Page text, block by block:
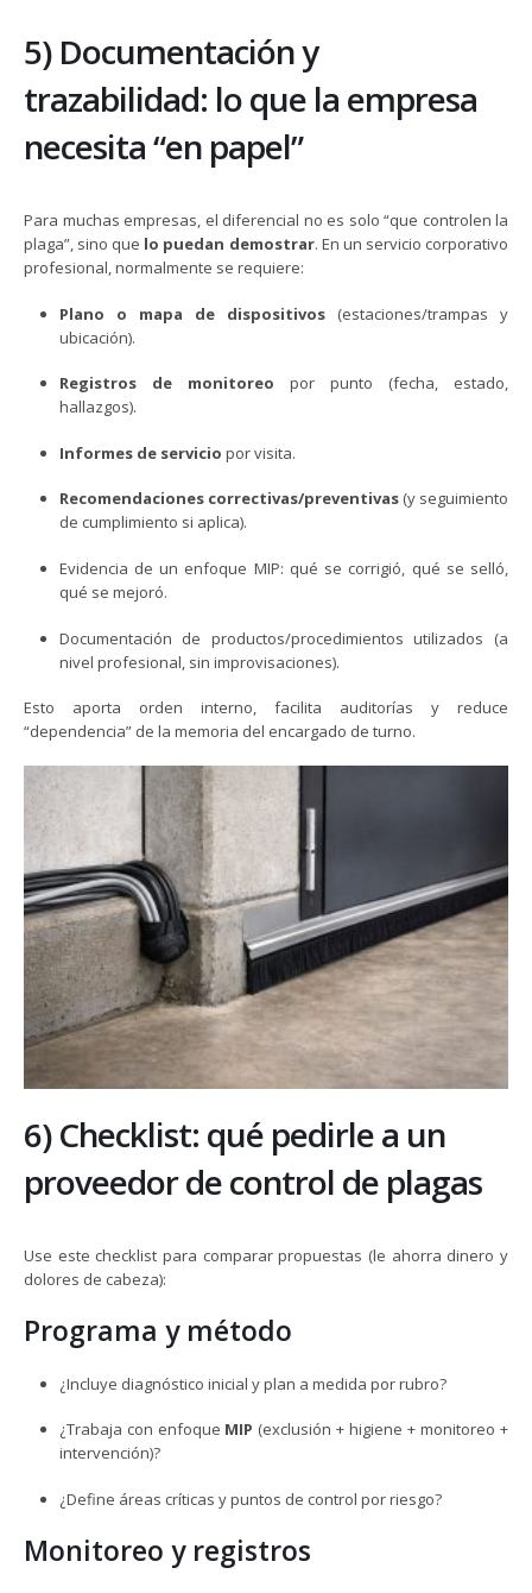
5) Documentación y
trazabilidad: lo que la empresa
necesita “en papel”
Para muchas empresas, el diferencial no es solo “que controlen la
plaga”, sino que lo puedan demostrar. En un servicio corporativo
profesional, normalmente se requiere:
Plano o mapa de dispositivos(estaciones/trampas y
ubicación).
Registros de monitoreo por punto (fecha, estado,
hallazgos).
Informes de servicio por visita.
Recomendaciones correctivas/preventivas(y seguimiento
de cumplimiento si aplica).
Evidencia de un enfoque MIP: qué se corrigió, qué se selló,
qué se mejoró.
Documentación de productos/procedimientos utilizados (a
nivel profesional, sin improvisaciones).
Esto aporta orden interno, facilita auditorías y reduce
“dependencia” de la memoria del encargado de turno.
6) Checklist: qué pedirle a un
proveedor de control de plagas
Use este checklist para comparar propuestas (le ahorra dinero y
dolores de cabeza):
Programa y método
¿Incluye diagnóstico inicial y plan a medida por rubro?
¿Trabaja con enfoque MIP (exclusión + higiene + monitoreo +
intervención)?
¿Define áreas críticas y puntos de control por riesgo?
Monitoreo y registros